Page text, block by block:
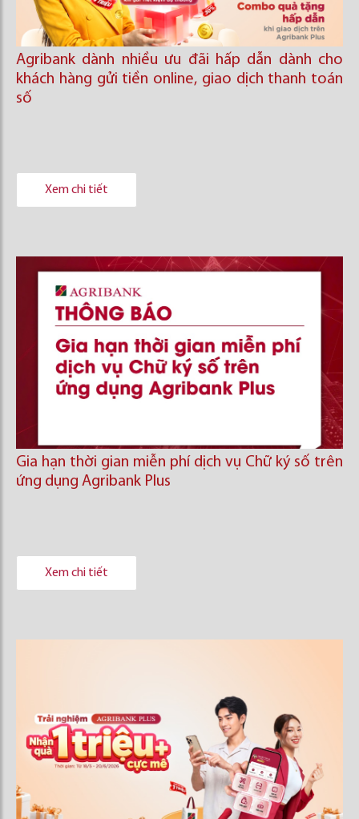
Agribank dành nhiều ưu đãi hấp dẫn dành cho
khách hàng gửi tiền online, giao dịch thanh toán
số
Xem chi tiết
Gia hạn thời gian miễn phí dịch vụ Chữ ký số trên
ứng dụng Agribank Plus
Xem chi tiết